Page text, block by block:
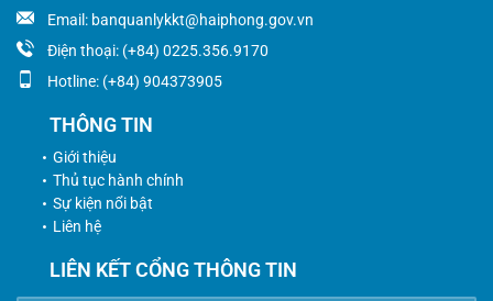
Email: banquanlykkt@haiphong.gov.vn
Điện thoại: (+84) 0225.356.9170
Hotline: (+84) 904373905
THÔNG TIN
Giới thiệu
Thủ tục hành chính
Sự kiện nổi bật
Liên hệ
LIÊN KẾT CỔNG THÔNG TIN